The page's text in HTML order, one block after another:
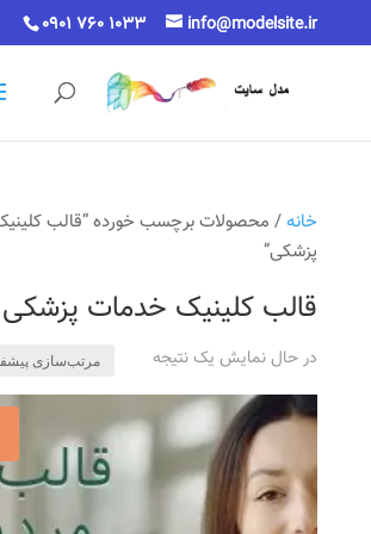
0901 760 1033 info@modelsite.ir
خانه/ محصولات برچسب خورده “قالب
پزشکی”
قالب کلینیک خدمات پزشکی
در حال نمایش یک نتیجه